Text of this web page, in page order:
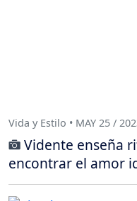
Vida y Estilo • MAY 25 /
Vidente enseña
encontrar el amor